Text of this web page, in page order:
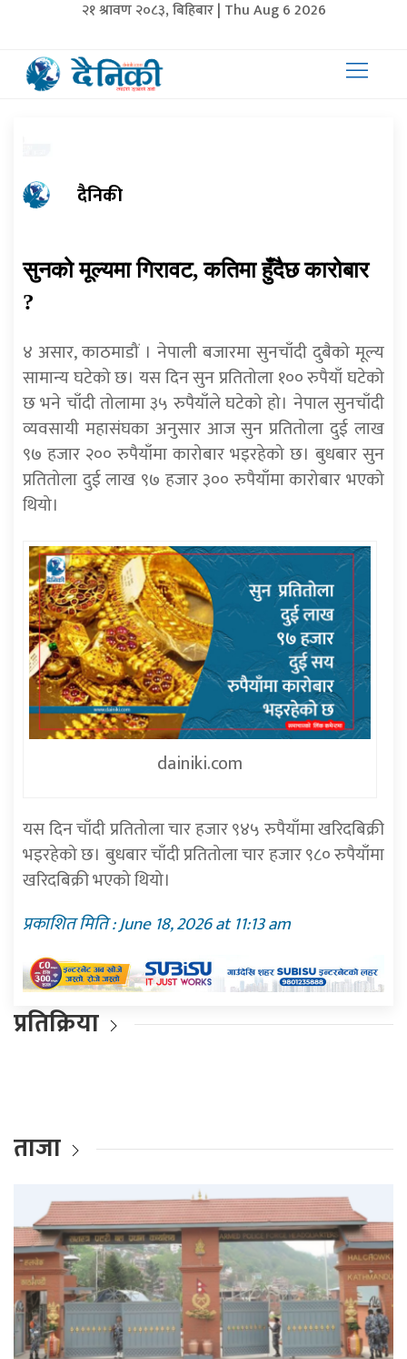
२१ श्रावण २०८३, बिहिबार | Thu Aug 6 2026
दैनिकी
सुनको मूल्यमा गिरावट, कतिमा हुँदैछ कारोबार
?
४ असार, काठमाडौं । नेपाली बजारमा सुनचाँदी दुबैको मूल्य
सामान्य घटेको छ। यस दिन सुन प्रतितोला १०० रुपैयाँ घटेको
छ भने चाँदी तोलामा ३५ रुपैयाँले घटेको हो। नेपाल सुनचाँदी
व्यवसायी महासंघका अनुसार आज सुन प्रतितोला दुई लाख
९७ हजार २०० रुपैयाँमा कारोबार भइरहेको छ। बुधबार सुन
प्रतितोला दुई लाख ९७ हजार ३०० रुपैयाँमा कारोबार भएको
थियो।
dainiki.com
यस दिन चाँदी प्रतितोला चार हजार ९४५ रुपैयाँमा खरिदबिक्री
भइरहेको छ। बुधबार चाँदी प्रतितोला चार हजार ९८० रुपैयाँमा
खरिदबिक्री भएको थियो।
प्रकाशित मिति : June 18, 2026 at 11:13 am
प्रतिक्रिया
ताजा